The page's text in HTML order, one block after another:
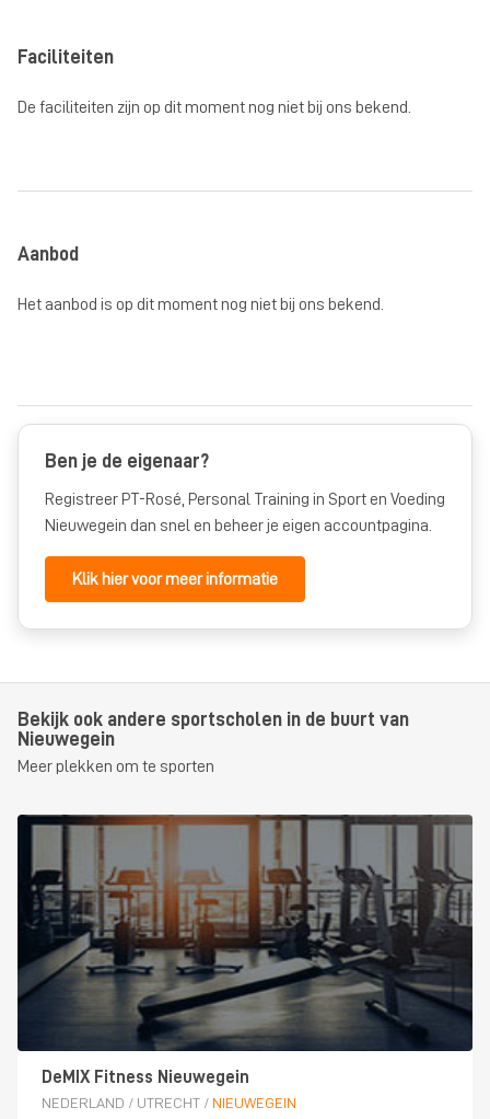
Faciliteiten
De faciliteiten zijn op dit moment nog niet bij ons bekend.
Aanbod
Het aanbod is op dit moment nog niet bij ons bekend.
Ben je de eigenaar?
Registreer PT-Rosé, Personal Training in Sport en Voeding
Nieuwegein dan snel en beheer je eigen accountpagina.
Klik hier voor meer informatie
Bekijk ook andere sportscholen in de buurt van
Nieuwegein
Meer plekken om te sporten
DeMIX Fitness Nieuwegein
NEDERLAND / UTRECHT/ NIEUWEGEIN